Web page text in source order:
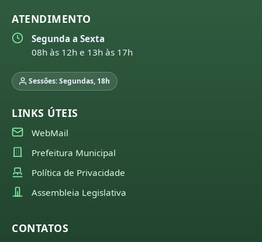
ATENDIMENTO
Segunda a Sexta
08h às 12h e 13h às 17h
Sessões: Segundas, 18h
LINKS ÚTEIS
WebMail
Prefeitura Municipal
Política de Privacidade
Assembleia Legislativa
CONTATOS